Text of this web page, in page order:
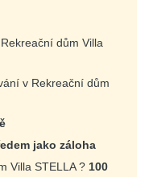
dům Villa
v Rekreační dům
jako záloha
Villa STELLA ? 100